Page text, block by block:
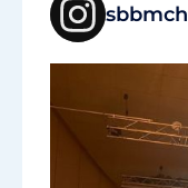
sbbmch